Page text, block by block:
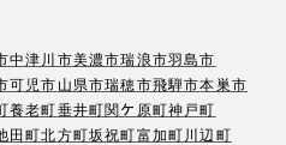
中津川市美濃市瑞浪市羽島市
可児市山県市瑞穂市飛騨市本巣市
養老町垂井町関ケ原町神戸町
田町北方町坂祝町富加町川辺町